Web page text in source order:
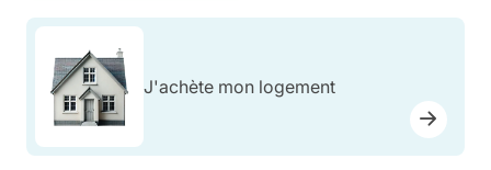
J'achète mon logement